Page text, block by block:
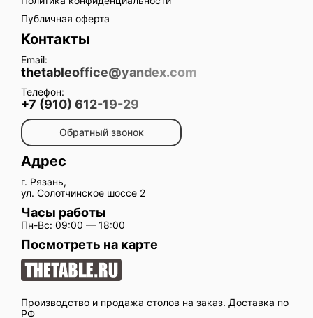
Производство и продажа столов на заказ. Доставка по
РФ
Публичная оферта
Контакты
Email:
thetableoffice@yandex.com
Телефон:
+7 (910) 612-19-29
Обратный звонок
Адрес
г. Рязань,
ул. Солотчинское шоссе 2
Часы работы
Пн-Вс: 09:00 — 18:00
Посмотреть на карте